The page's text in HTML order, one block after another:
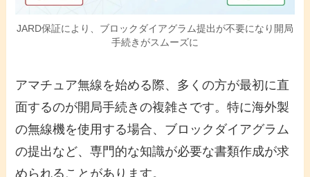
JARD保証により、ブロックダイアグラム提出が不要になり開局
手続きがスムーズに
アマチュア無線を始める際、多くの方が最初に直
面するのが開局手続きの複雑さです。特に海外製
の無線機を使用する場合、ブロックダイアグラム
の提出など、専門的な知識が必要な書類作成が求
められることがあります。